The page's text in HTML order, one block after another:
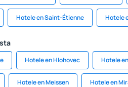
Hotele en Saint-Étienne Hotele
Hotele en Hlohovec Hotele
Hotele en Meissen Hotele en